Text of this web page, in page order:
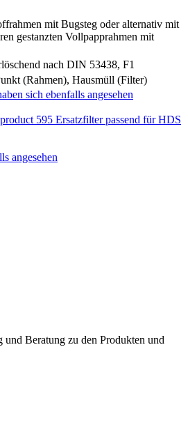
mit Bugsteg oder alternativ mit
gestanzten Vollpapprahmen mit
nach DIN 53438, F1
(Rahmen), Hausmüll (Filter)
sich ebenfalls angesehen
Ersatzfilter passend für HDS
angesehen
und Beratung zu den Produkten und